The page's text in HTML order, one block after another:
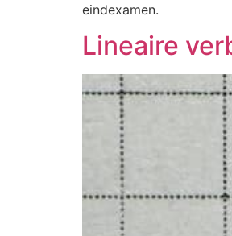
eindexamen.
Lineaire